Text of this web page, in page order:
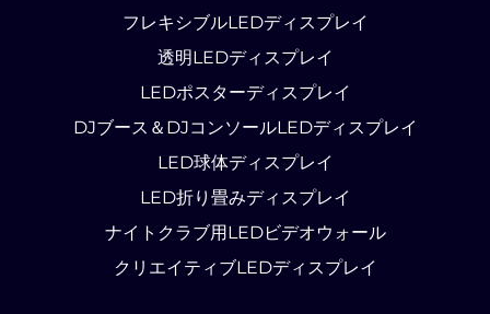
フレキシブルLEDディスプレイ
透明LEDディスプレイ
LEDポスターディスプレイ
DJブース＆DJコンソールLEDディスプレイ
LED球体ディスプレイ
LED折り畳みディスプレイ
ナイトクラブ用LEDビデオウォール
クリエイティブLEDディスプレイ